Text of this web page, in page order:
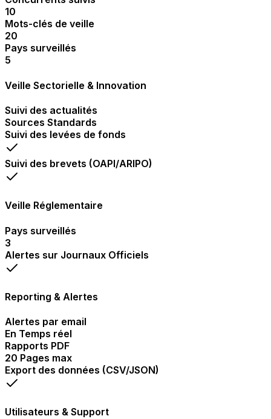
10
Mots-clés de veille
20
Pays surveillés
5
Veille Sectorielle & Innovation
Suivi des actualités
Sources Standards
Suivi des levées de fonds
Suivi des brevets (OAPI/ARIPO)
Veille Réglementaire
Pays surveillés
3
Alertes sur Journaux Officiels
Reporting & Alertes
Alertes par email
En Temps réel
Rapports PDF
20 Pages max
Export des données (CSV/JSON)
Utilisateurs & Support